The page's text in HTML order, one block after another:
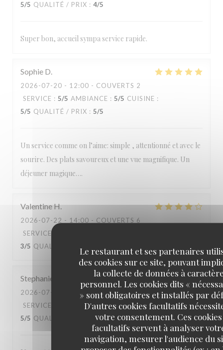
Le restaurant et ses partenaires
des cookies sur ce site, pouvant
la collecte de données à
personnel. Les cookies dits «
» sont obligatoires et installés par
D'autres cookies facultatifs
votre consentement. Ces cookies
facultatifs servent à analyser
navigation, mesurer l'audience du
5/5 QUALITÉ / PRIX : 4/5
Super bon, accueil sympa service rapide.
Sophie D
2026-07-20 - 12:00 - COUVERTS 2
SERVICE : 5/5 AMBIANCE : 5/5 CUISINE :
5/5 QUALITÉ / PRIX : 5/5
Un service comme on l’aime: simple , attentionné et avec le
sourire. Des plats savoureux et une vue magnifique. Un
déjeuner magique….
Valentine H
2026-07-22 - 14:00 - COUVERTS 6
SERVICE
3/5 QUALITÉ / PRIX
Stephanie
2026-07-20
- 14:00 - COUVERTS 3
SERVICE
AMBIANCE: 5 /5 CUISINE:
5/5 QUALITÉ / PRIX 5/5